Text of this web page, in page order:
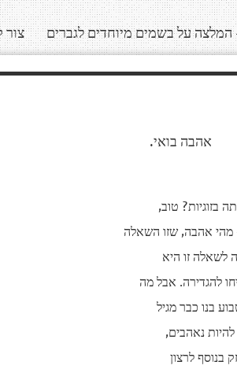
אהבה בואי.
בזוגיות? טוב,
מהי אהבה, שזו השאלה
לשאלה זו היא
להגדירה. אבל מה
בנו כבר מגיל
נאהבים,
בנוסף לרצון